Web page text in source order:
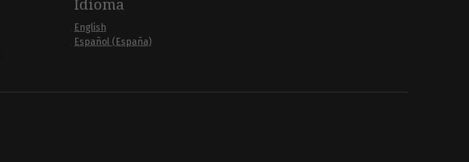
Idioma
English
Español (España)